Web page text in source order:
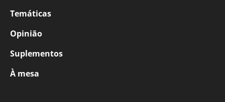
Temáticas
Opinião
Suplementos
À mesa